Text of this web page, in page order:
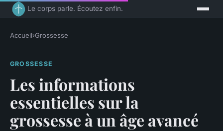
Le corps parle. Écoutez enfin.
Accueil›Grossesse
GROSSESSE
Les informations
essentielles sur la
grossesse à un âge avancé